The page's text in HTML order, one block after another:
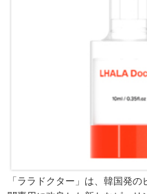
「ララドクター」は、韓国発